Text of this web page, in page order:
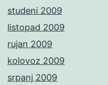
studeni 2009
listopad 2009
rujan 2009
kolovoz 2009
srpanj 2009